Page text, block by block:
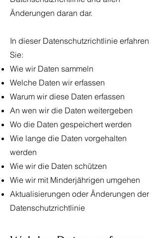
Änderungen daran dar.
In dieser Datenschutzrichtlinie erfahren
Sie:
Wie wir Daten sammeln
Welche Daten wir erfassen
Warum wir diese Daten erfassen
An wen wir die Daten weitergeben
Wo die Daten gespeichert werden
Wie lange die Daten vorgehalten
werden
Wie wir die Daten schützen
Wie wir mit Minderjährigen umgehen
Aktualisierungen oder Änderungen der
Datenschutzrichtlinie